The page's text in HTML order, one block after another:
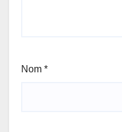
Nom *